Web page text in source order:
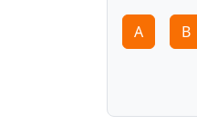
A B